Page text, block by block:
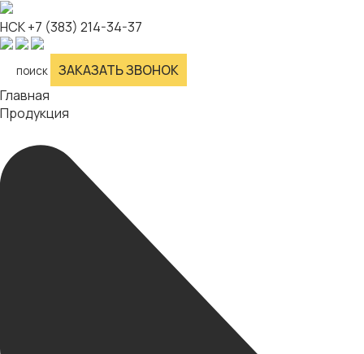
НСК+7 (383) 214-34-37
поиск
ЗАКАЗАТЬ ЗВОНОК
Главная
Продукция